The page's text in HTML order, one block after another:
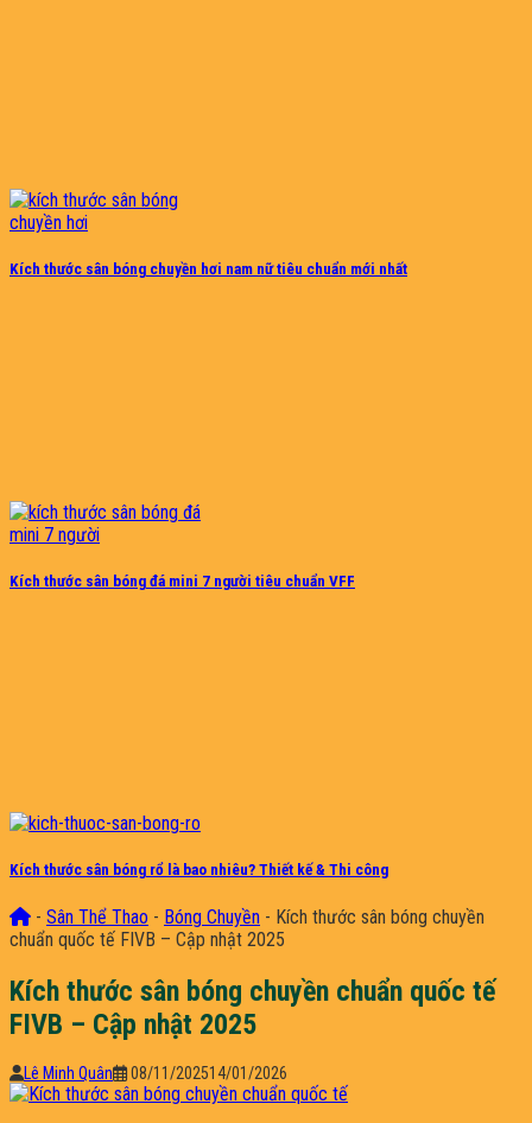
Kích thước sân bóng chuyền hơi nam nữ tiêu chuẩn mới nhất
Kích thước sân bóng đá mini 7 người tiêu chuẩn VFF
Kích thước sân bóng rổ là bao nhiêu? Thiết kế & Thi công
- Sân Thể Thao - Bóng Chuyền - Kích thước sân bóng chuyền
chuẩn quốc tế FIVB – Cập nhật 2025
Kích thước sân bóng chuyền chuẩn quốc tế
FIVB – Cập nhật 2025
Lê Minh Quân 08/11/202514/01/2026